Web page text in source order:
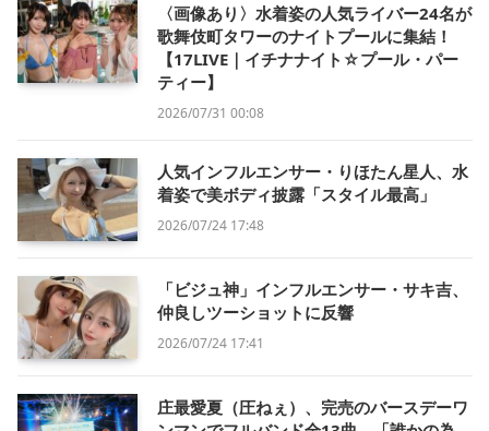
〈画像あり〉水着姿の人気ライバー24名が
歌舞伎町タワーのナイトプールに集結！
【17LIVE｜イチナナイト☆プール・パー
ティー】
2026/07/31 00:08
人気インフルエンサー・りほたん星人、水
着姿で美ボディ披露「スタイル最高」
2026/07/24 17:48
「ビジュ神」インフルエンサー・サキ吉、
仲良しツーショットに反響
2026/07/24 17:41
庄最愛夏（圧ねぇ）、完売のバースデーワ